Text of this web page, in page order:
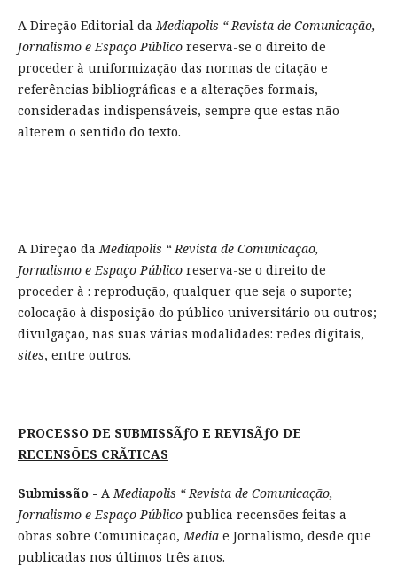
A Direção Editorial daMediapolis “ Revista de Comunicação,
Jornalismo e Espaço Públicoreserva-se o direito de
proceder à uniformização das normas de citação e
referências bibliográficas e a alterações formais,
consideradas indispensáveis, sempre que estas não
alterem o sentido do texto.
A Direção daMediapolis “ Revista de Comunicação,
Jornalismo e Espaço Públicoreserva-se o direito de
proceder à : reprodução, qualquer que seja o suporte;
colocação à disposição do público universitário ou outros;
divulgação, nas suas várias modalidades: redes digitais,
sites, entre outros.
PROCESSO DE SUBMISSÃƒO E REVISÃƒO DE
RECENSÕES CRÃTICAS
Submissão - AMediapolis “ Revista de Comunicação,
Jornalismo e Espaço Públicopublica recensões feitas a
obras sobre Comunicação,Mediae Jornalismo, desde que
publicadas nos últimos três anos.